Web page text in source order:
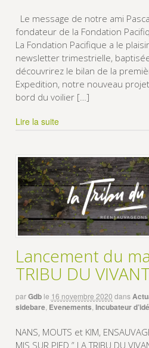
Le message de notre ami
fondateur de la Fondation
La Fondation Pacifique a le
newsletter trimestrielle,
découvrirez le bilan de la
Expedition, notre nouveau
bord du voilier […]
Lire la suite
Lancement du
TRIBU DU
parGdb le 16 novembre 2020 dans
sidebare, Evenements Incubateur
NANS, MOUTS et KIM,
MIS SUR PIED ” LA TRIBU DU